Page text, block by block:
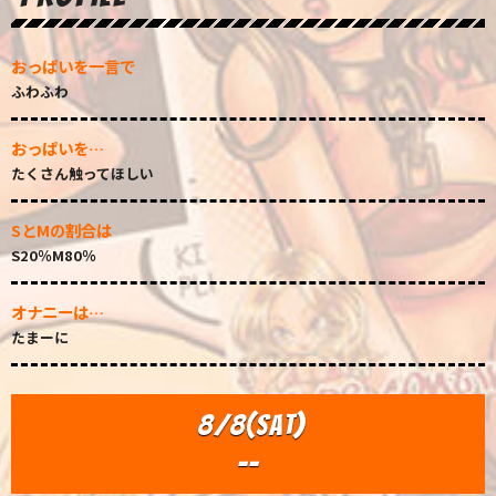
おっぱいを一言で
ふわふわ
おっぱいを…
たくさん触ってほしい
SとMの割合は
S20％М80％
オナニーは…
たまーに
8/8(Sat)
--